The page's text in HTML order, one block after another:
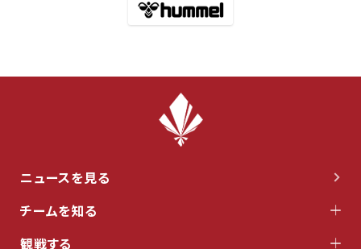
ニュースを見る
チームを知る
観戦する